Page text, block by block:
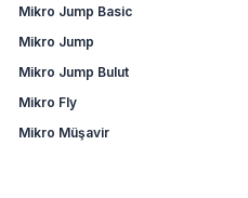
Mikro Jump Basic
Mikro Jump
Mikro Jump Bulut
Mikro Fly
Mikro Müşavir